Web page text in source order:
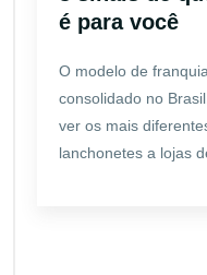
é para você
O modelo de
consolidado no
ver os mais
lanchonetes a lojas